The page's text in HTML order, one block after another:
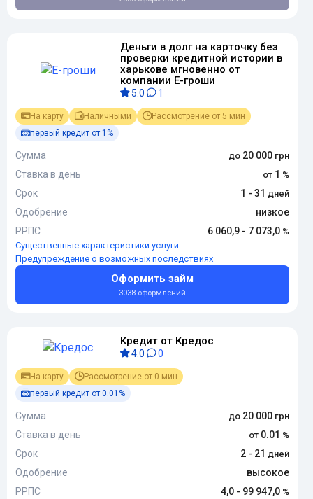
Деньги в долг на карточку без
проверки кредитной истории в
харькове мгновенно от
компании Е-гроши
5.0 1
На карту Наличными
Рассмотрение от 5 мин
первый кредит от 1%
Сумма
20 000
Ставка в день
1
Срок
1 - 31
Одобрение
низкое
РРПС
6 060,9 - 7 073,0
Существенные характеристики услуги
Предупреждение о возможных последствиях
Оформить займ
3038 оформлений
Кредит от Кредос
4.0 0
На карту
Рассмотрение от 0 мин
первый кредит от 0.01%
Сумма
20 000
Ставка в день
0.01
Срок
2 - 21
Одобрение
высокое
РРПС
4,0 - 99 947,0